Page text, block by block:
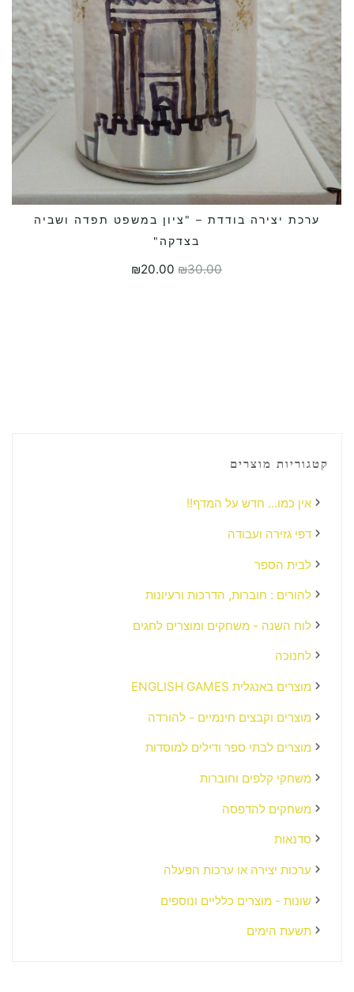
הוספה לסל
ערכת יצירה בודדת – "ציון במשפט תפדה ושביה
בצדקה"
₪30.00
₪20.00
קטגוריות מוצרים
אין כמו... חדש על המדף!!
דפי גזירה ועבודה
לבית הספר
להורים : חוברות, הדרכות ורעיונות
לוח השנה - משחקים ומוצרים לחגים
לחנוכה
מוצרים באנגלית ENGLISH GAMES
מוצרים וקבצים חינמיים - להורדה
מוצרים לבתי ספר ודילים למוסדות
משחקי קלפים וחוברות
משחקים להדפסה
סדנאות
ערכות יצירה או ערכות הפעלה
שונות - מוצרים כלליים ונוספים
תשעת הימים